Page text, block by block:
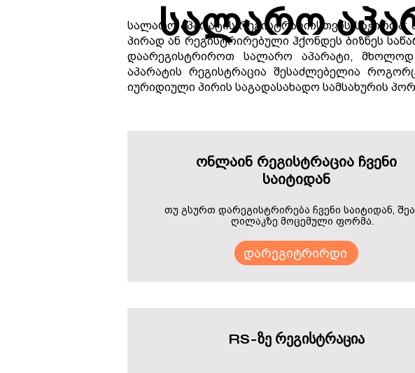
სალარო
სალარო აპარატის რეგისტრაციისთვის
პირად ან რეგისტრირებული ჰქონდეს ბიზნეს
დაარეგისტრიროთ სალარო აპარატი,
აპარატის რეგისტრაცია შესაძლებელია
იურიდიული პირის საგადასახადო სამსახურის
ონლაინ რეგისტრაცია ჩვენი
საიტიდან
თუ გსურთ დარეგისტრირება ჩვენი საიტიდან,
ღილაკზე მოცემული ფორმა.
დარეგიტრირდი
RS-ზე რეგისტრაცია